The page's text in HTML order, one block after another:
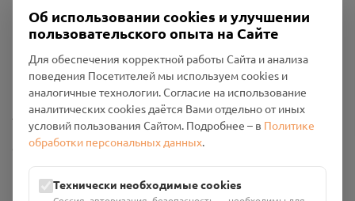
Политика конфиденциальности
Промо-материалы
Настройки cookies
Общество с ограниченной ответственностью «Смоленский
Проект Помним»
ИНН: 6700029207 ОГРН: 1256700001986
Об использовании cookies и улучшении
пользовательского опыта на Сайте
Для обеспечения корректной работы Сайта и анализа
поведения Посетителей мы используем cookies и
аналогичные технологии. Согласие на использование
аналитических cookies даётся Вами отдельно от иных
условий пользования Сайтом. Подробнее – в Политике
обработки персональных данных.
Технически необходимые cookies